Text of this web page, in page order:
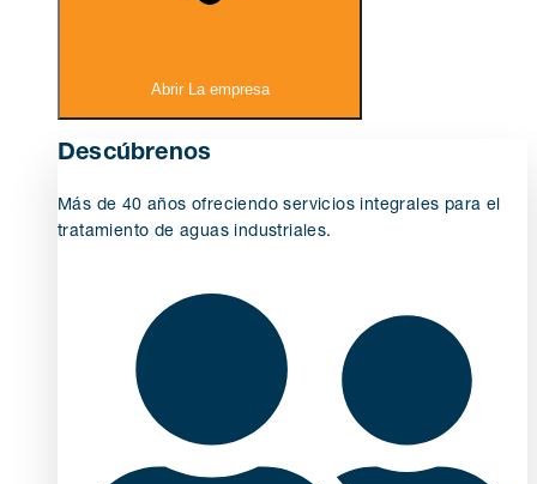
Abrir La empresa
Descúbrenos
Más de 40 años ofreciendo servicios integrales para el
tratamiento de aguas industriales.